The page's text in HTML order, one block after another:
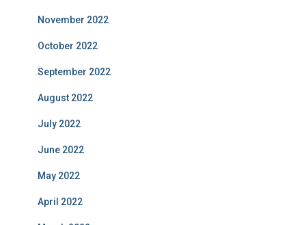
November 2022
October 2022
September 2022
August 2022
July 2022
June 2022
May 2022
April 2022